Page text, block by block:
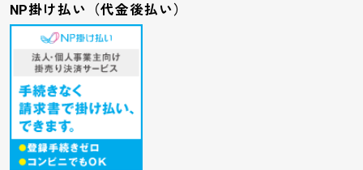
NP掛け払い（代金後払い）